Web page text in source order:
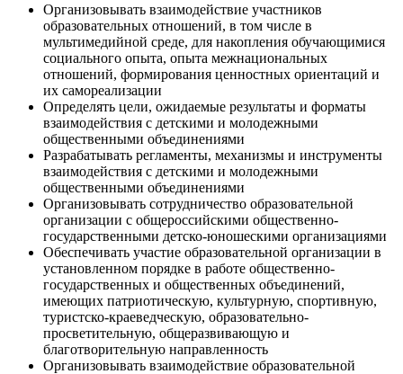
Организовывать взаимодействие участников
образовательных отношений, в том числе в
мультимедийной среде, для накопления обучающимися
социального опыта, опыта межнациональных
отношений, формирования ценностных ориентаций и
их самореализации
Определять цели, ожидаемые результаты и форматы
взаимодействия с детскими и молодежными
общественными объединениями
Разрабатывать регламенты, механизмы и инструменты
взаимодействия с детскими и молодежными
общественными объединениями
Организовывать сотрудничество образовательной
организации с общероссийскими общественно-
государственными детско-юношескими организациями
Обеспечивать участие образовательной организации в
установленном порядке в работе общественно-
государственных и общественных объединений,
имеющих патриотическую, культурную, спортивную,
туристско-краеведческую, образовательно-
просветительную, общеразвивающую и
благотворительную направленность
Организовывать взаимодействие образовательной